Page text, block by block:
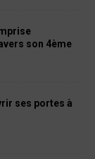
son 4ème
ses portes à